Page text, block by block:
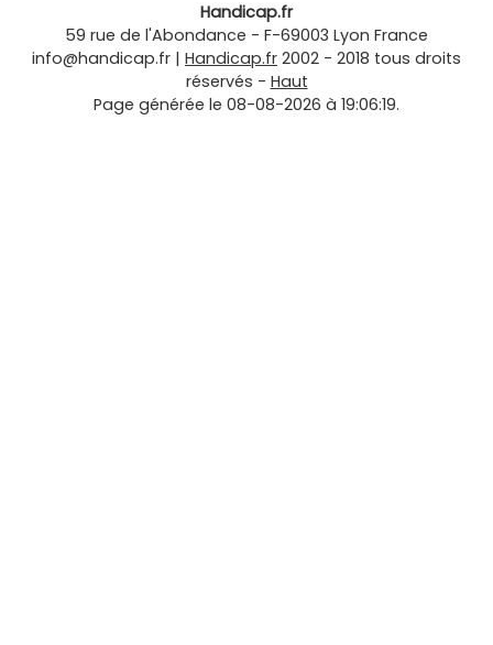
Handicap.fr
59 rue de l'Abondance - F-69003 Lyon France
info@handicap.fr | Handicap.fr 2002 - 2018 tous droits
réservés - Haut
Page générée le 08-08-2026 à 19:06:19.